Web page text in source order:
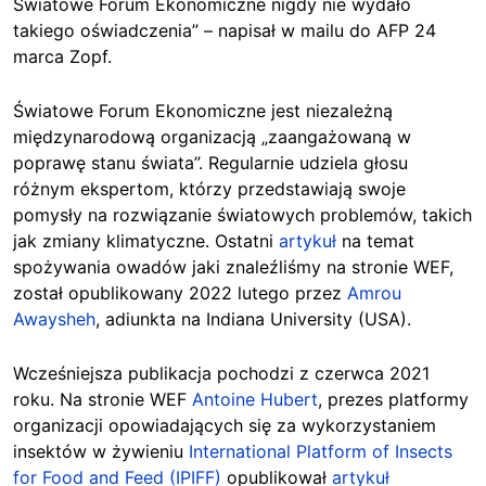
takiego oświadczenia” – napisał w mailu do AFP 24
marca Zopf.
Światowe Forum Ekonomiczne jest niezależną
międzynarodową organizacją „zaangażowaną w
poprawę stanu świata”. Regularnie udziela głosu
różnym ekspertom, którzy przedstawiają swoje
pomysły na rozwiązanie światowych problemów, takich
jak zmiany klimatyczne. Ostatni artykuł na temat
spożywania owadów jaki znaleźliśmy na stronie WEF,
został opublikowany 2022 lutego przez Amrou
Awaysheh, adiunkta na Indiana University (USA).
Wcześniejsza publikacja pochodzi z czerwca 2021
roku. Na stronie WEF Antoine Hubert, prezes platformy
organizacji opowiadających się za wykorzystaniem
insektów w żywieniu International Platform of Insects
for Food and Feed (IPIFF) opublikował artykuł